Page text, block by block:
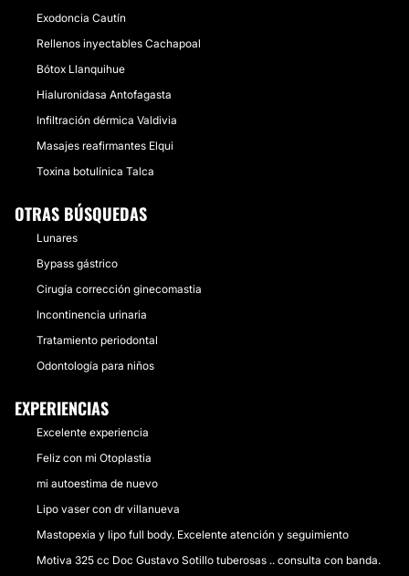
Exodoncia Cautín
Rellenos inyectables Cachapoal
Bótox Llanquihue
Hialuronidasa Antofagasta
Infiltración dérmica Valdivia
Masajes reafirmantes Elqui
Toxina botulínica Talca
OTRAS BÚSQUEDAS
Lunares
Bypass gástrico
Cirugía corrección ginecomastia
Incontinencia urinaria
Tratamiento periodontal
Odontología para niños
EXPERIENCIAS
Excelente experiencia
Feliz con mi Otoplastia
mi autoestima de nuevo
Lipo vaser con dr villanueva
Mastopexia y lipo full body. Excelente atención y seguimiento
Motiva 325 cc Doc Gustavo Sotillo tuberosas .. consulta con banda.